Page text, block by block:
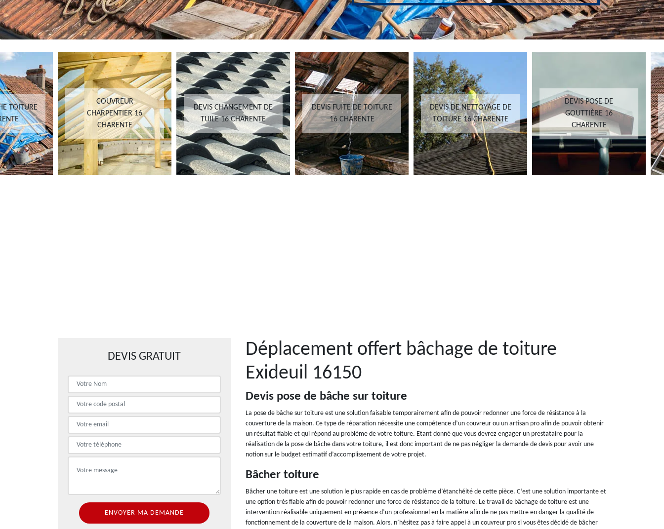
TOITURE
COUVREUR
CHARPENTIER 16
CHARENTE
DEVIS CHANGEMENT DE
TUILE 16 CHARENTE
DEVIS FUITE DE TOITURE
16 CHARENTE
DEVIS DE NETTOYAGE DE
TOITURE 16 CHARENTE
DEVIS POSE DE
GOUTTIÈRE 16
CHARENTE
DEVIS GRATUIT
Déplacement offert bâchage de toiture
Exideuil 16150
Devis pose de bâche sur toiture
La pose de bâche sur toiture est une solution faisable temporairement afin de pouvoir redonner une force de résistance à la
couverture de la maison. Ce type de réparation nécessite une compétence d’un couvreur ou un artisan pro afin de pouvoir obtenir
un résultat fiable et qui répond au problème de votre toiture. Etant donné que vous devrez engager un prestataire pour la
réalisation de la pose de bâche dans votre toiture, il est donc important de ne pas négliger la demande de devis pour avoir une
notion sur le budget estimatif d’accomplissement de votre projet.
Bâcher toiture
Bâcher une toiture est une solution le plus rapide en cas de problème d’étanchéité de cette pièce. C’est une solution importante et
une option très fiable afin de pouvoir redonner une force de résistance de la toiture. Le travail de bâchage de toiture est une
intervention réalisable uniquement en présence d’un professionnel en la matière afin de ne pas mettre en danger la qualité de
fonctionnement de la couverture de la maison. Alors, n’hésitez pas à faire appel à un couvreur pro si vous êtes décidé de bâcher